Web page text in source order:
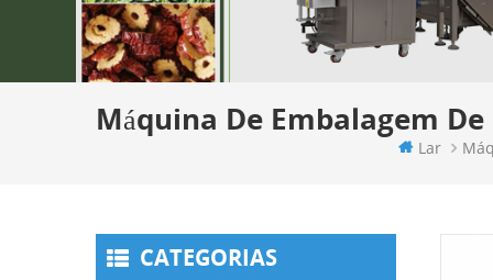
Máquina De Embalagem De
Lar
CATEGORIAS